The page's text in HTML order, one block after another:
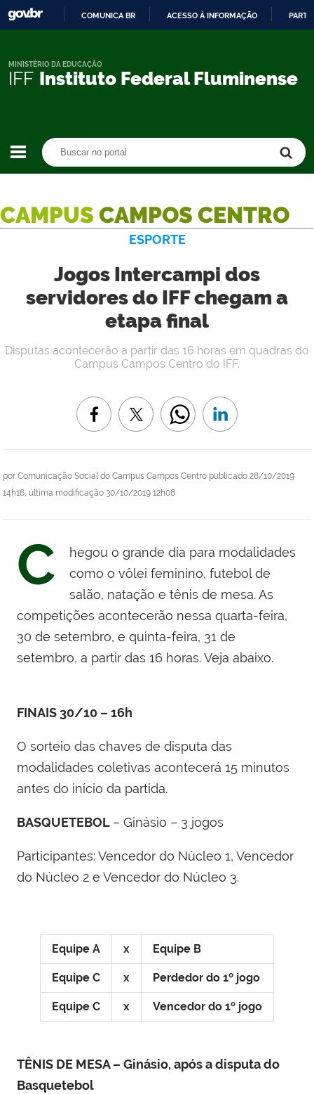
CONTEÚDO
COMUNICA BR ACESSO À INFORMAÇÃO
IFF Instituto Federal Fluminense
MINISTÉRIO DA EDUCAÇÃO
CAMPUS CAMPOS CENTRO
ESPORTE
Jogos Intercampi dos
servidores do IFF chegam a
etapa final
por Comunicação Social do Campus Campos Centro publicado 28/10/2019
14h16, última modificação 30/10/2019 12h08
Disputas acontecerão a partir das 16 horas em quadras do
Campus Campos Centro do IFF.
C
hegou o grande dia para modalidades
como o vôlei feminino, futebol de
salão, natação e tênis de mesa. As
competições acontecerão nessa quarta-feira,
30 de setembro, e quinta-feira, 31 de
setembro, a partir das 16 horas. Veja abaixo.
FINAIS 30/10 – 16h
O sorteio das chaves de disputa das
modalidades coletivas acontecerá 15 minutos
antes do início da partida.
BASQUETEBOL – Ginásio – 3 jogos
Participantes: Vencedor do Núcleo 1, Vencedor
do Núcleo 2 e Vencedor do Núcleo 3.
Equipe A x Equipe B
Equipe C x Perdedor do 1º jogo
Equipe C x Vencedor do 1º jogo
TÊNIS DE MESA – Ginásio, após a disputa do
Basquetebol